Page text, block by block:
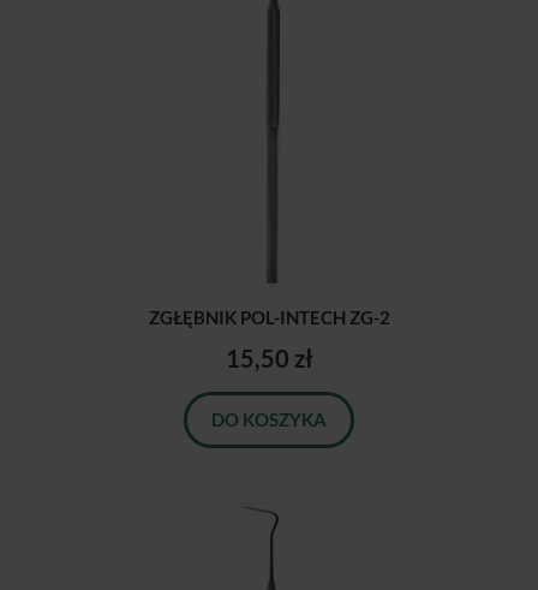
ZGŁĘBNIK POL-INTECH ZG-2
15,50 zł
DO KOSZYKA